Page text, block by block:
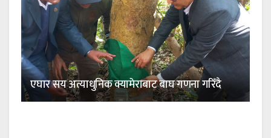
एघार सय अत्याधुनिक क्यामेराबाट बाघ गणना गरिँदै